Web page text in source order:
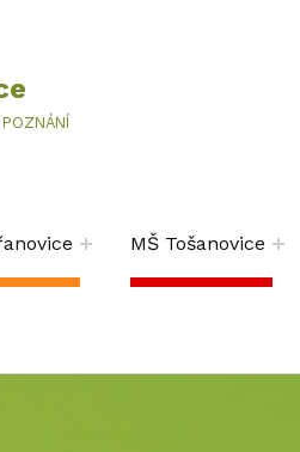
MŠ Tošanovice